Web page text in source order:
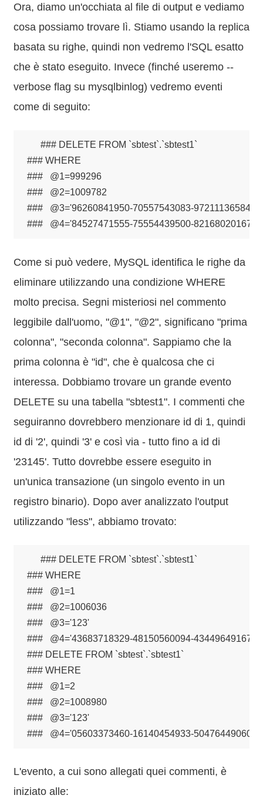
Ora, diamo un'occhiata al file di output e vediamo
cosa possiamo trovare lì. Stiamo usando la replica
basata su righe, quindi non vedremo l'SQL esatto
che è stato eseguito. Invece (finché useremo --
verbose flag su mysqlbinlog) vedremo eventi
come di seguito:
### DELETE FROM `sbtest`.`sbtest1`
### WHERE
###   @1=999296
###   @2=1009782
###   @3='96260841950-70557543083-97211136584-
###   @4='84527471555-75554439500-82168020167-
Come si può vedere, MySQL identifica le righe da
eliminare utilizzando una condizione WHERE
molto precisa. Segni misteriosi nel commento
leggibile dall'uomo, "@1", "@2", significano "prima
colonna", "seconda colonna". Sappiamo che la
prima colonna è "id", che è qualcosa che ci
interessa. Dobbiamo trovare un grande evento
DELETE su una tabella "sbtest1". I commenti che
seguiranno dovrebbero menzionare id di 1, quindi
id di '2', quindi '3' e così via - tutto fino a id di
'23145'. Tutto dovrebbe essere eseguito in
un'unica transazione (un singolo evento in un
registro binario). Dopo aver analizzato l'output
utilizzando "less", abbiamo trovato:
### DELETE FROM `sbtest`.`sbtest1`
### WHERE
###   @1=1
###   @2=1006036
###   @3='123'
###   @4='43683718329-48150560094-43449649167-
### DELETE FROM `sbtest`.`sbtest1`
### WHERE
###   @1=2
###   @2=1008980
###   @3='123'
###   @4='05603373460-16140454933-50476449060-
L'evento, a cui sono allegati quei commenti, è
iniziato alle: